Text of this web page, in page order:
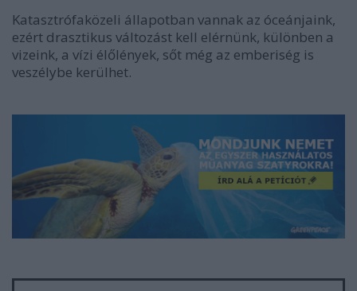
Katasztrófaközeli állapotban vannak az óceánjaink,
ezért drasztikus változást kell elérnünk, különben a
vizeink, a vízi élőlények, sőt még az emberiség is
veszélybe kerülhet.